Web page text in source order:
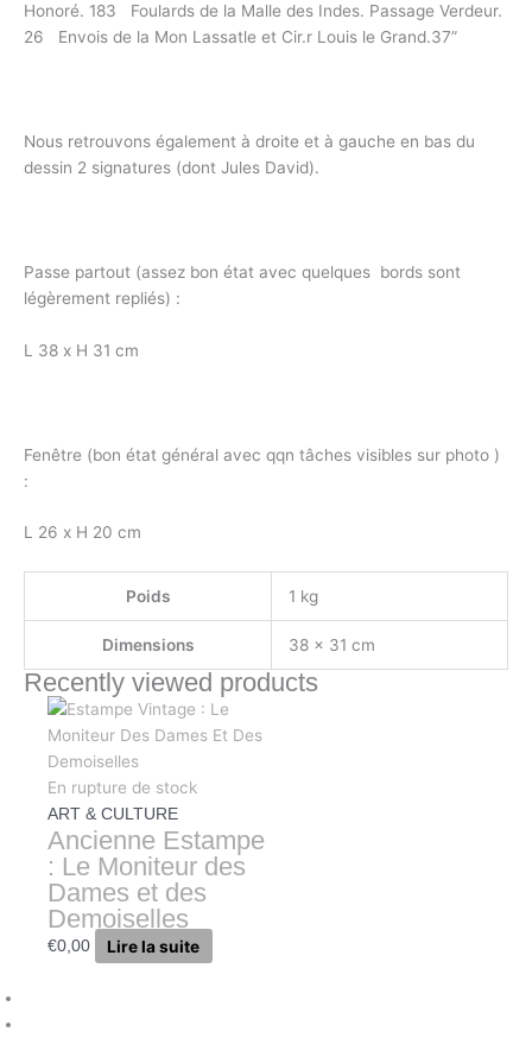
Honoré. 183 Foulards de la Malle des Indes. Passage Verdeur.
26 Envois de la Mon Lassatle et Cir.r Louis le Grand.37”
Nous retrouvons également à droite et à gauche en bas du
dessin 2 signatures (dont Jules David).
Passe partout (assez bon état avec quelques bords sont
légèrement repliés) :
L 38 x H 31 cm
Fenêtre (bon état général avec qqn tâches visibles sur photo )
:
L 26 x H 20 cm
Poids 1 kg
Dimensions 38 × 31 cm
Recently viewed products
En rupture de stock
ART & CULTURE
Ancienne Estampe
: Le Moniteur des
Dames et des
Demoiselles
€0,00 Lire la suite